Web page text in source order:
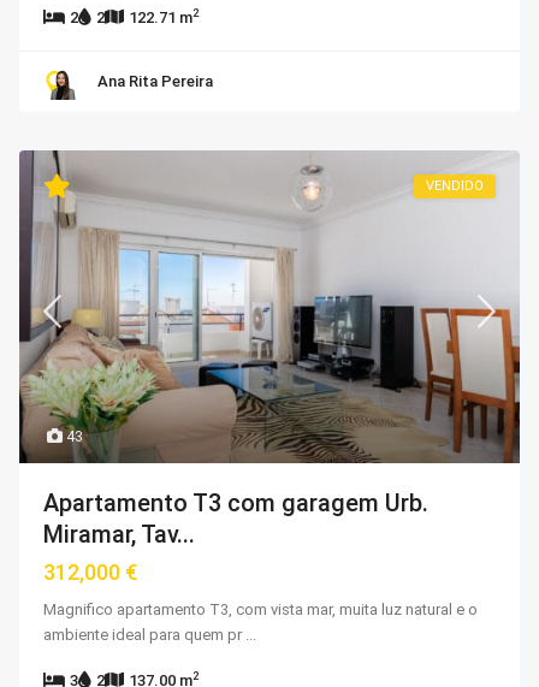
2 2 122.71 m2
Ana Rita Pereira
43
VENDIDO
Apartamento T3 com garagem Urb.
Miramar, Tav...
312,000 €
Magnifico apartamento T3, com vista mar, muita luz natural e o
ambiente ideal para quem pr ...
3 2 137.00 m2